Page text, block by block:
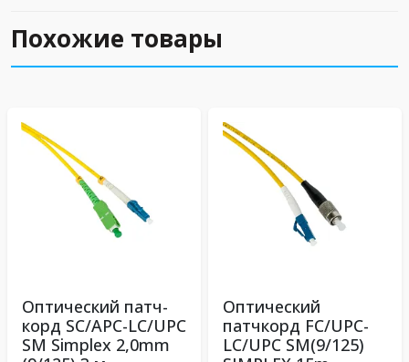
Похожие товары
Оптический патч-
корд SC/APC-LC/UPC
SM Simplex 2,0mm
Оптический
патчкорд FC/UPC-
LC/UPC SM(9/125)